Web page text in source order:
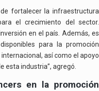
fortalecer la infraestructura
el crecimiento del sector.
en el país. Además, es
para la promoción
así como el apoyo
esta industria”, agregó.
en la promoción